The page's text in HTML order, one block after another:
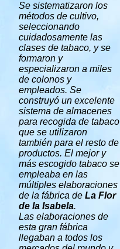
Se sistematizaron los
métodos de cultivo,
seleccionando
cuidadosamente las
clases de tabaco, y se
formaron y
especializaron a miles
de colonos y
empleados. Se
construyó un excelente
sistema de almacenes
para recogida de tabaco
que se utilizaron
también para el resto de
productos. El mejor y
más escogido tabaco se
empleaba en las
múltiples elaboraciones
de la fábrica de La Flor
de la Isabela.
Las elaboraciones de
esta gran fábrica
llegaban a todos los